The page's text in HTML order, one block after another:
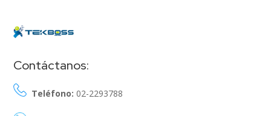
Contáctanos:
Teléfono: 02-2293788